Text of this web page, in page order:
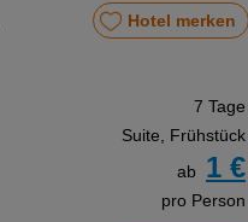
Hotel merken
7 Tage
Suite, Frühstück
ab
1 €
pro Person